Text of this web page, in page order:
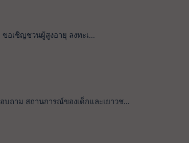
อเชิญชวนผู้สูงอายุ ลงทะเ...
ถาม สถานการณ์ของเด็กและเยาวช...